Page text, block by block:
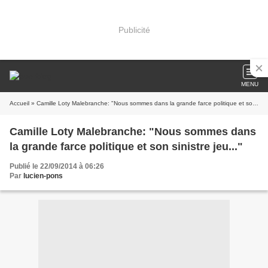
Publicité
MENU
Accueil » Camille Loty Malebranche: "Nous sommes dans la grande farce politique et son sinistre jeu..."
Camille Loty Malebranche: "Nous sommes dans
la grande farce politique et son sinistre jeu..."
Publié le 22/09/2014 à 06:26
Par lucien-pons